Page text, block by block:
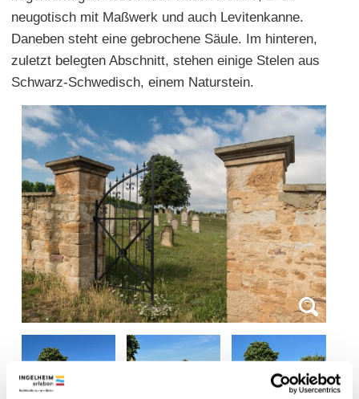
neugotisch mit Maßwerk und auch Levitenkanne.
Daneben steht eine gebrochene Säule. Im hinteren,
zuletzt belegten Abschnitt, stehen einige Stelen aus
Schwarz-Schwedisch, einem Naturstein.